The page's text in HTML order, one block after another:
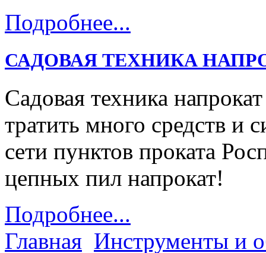
Подробнее...
САДОВАЯ ТЕХНИКА
Садовая техника
тратить много средств и
сети пунктов проката
цепных пил напрокат!
Подробнее...
Главная Инструменты и